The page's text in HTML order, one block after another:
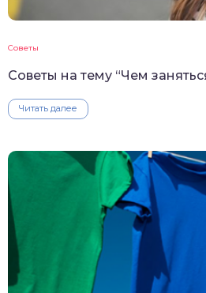
Советы
Советы на тему “Чем
Читать далее